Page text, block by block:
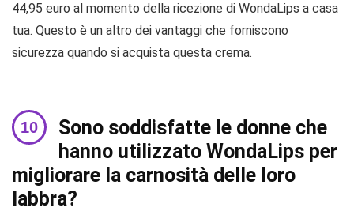
44,95 euro al momento della ricezione di WondaLips a casa
tua. Questo è un altro dei vantaggi che forniscono
sicurezza quando si acquista questa crema.
Sono soddisfatte le donne che
hanno utilizzato WondaLips per
migliorare la carnosità delle loro
labbra?